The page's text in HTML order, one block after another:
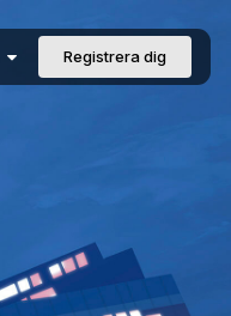
Registrera dig